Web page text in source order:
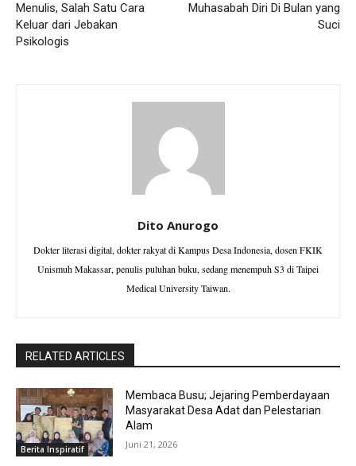
Menulis, Salah Satu Cara
Keluar dari Jebakan
Psikologis
Muhasabah Diri Di Bulan yang
Suci
Dito Anurogo
Dokter literasi digital, dokter rakyat di Kampus Desa Indonesia, dosen FKIK
Unismuh Makassar, penulis puluhan buku, sedang menempuh S3 di Taipei
Medical University Taiwan.
RELATED ARTICLES
Berita Inspiratif
Membaca Busu; Jejaring Pemberdayaan
Masyarakat Desa Adat dan Pelestarian
Alam
Juni 21, 2026